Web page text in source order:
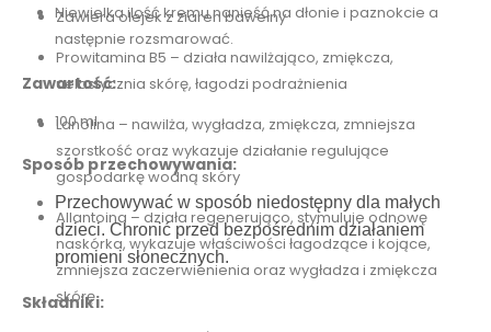
Zawiera olejek z ziaren bawełny
Prowitamina B5 – działa nawilżająco, zmiękcza,
uelastycznia skórę, łagodzi podrażnienia
Lanolina – nawilża, wygładza, zmiękcza, zmniejsza
szorstkość oraz wykazuje działanie regulujące
gospodarkę wodną skóry
Allantoina – działa regenerująco, stymuluje odnowę
naskórka, wykazuje właściwości łagodzące i kojące,
zmniejsza zaczerwienienia oraz wygładza i zmiękcza
skórę
Niewielka ilość kremu nanieść na dłonie i paznokcie a
następnie rozsmarować.
Zawartość:
100 ml
Sposób przechowywania:
Przechowywać w sposób niedostępny dla małych
dzieci. Chronić przed bezpośrednim działaniem
promieni słonecznych.
Składniki: